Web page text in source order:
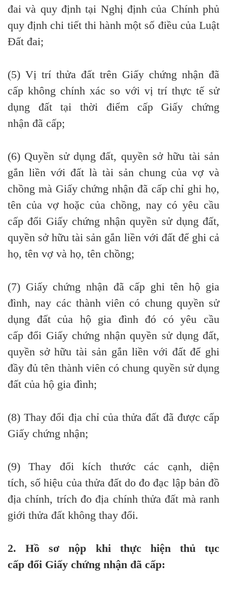
đai và quy định tại Nghị định của Chính phủ
quy định chi tiết thi hành một số điều của Luật
Đất đai;
(5) Vị trí thửa đất trên Giấy chứng nhận đã
cấp không chính xác so với vị trí thực tế sử
dụng đất tại thời điểm cấp Giấy chứng
nhận đã cấp;
(6) Quyền sử dụng đất, quyềnsởhữu tài sản
gắn liền với đất là tài sản chung của vợ và
chồng mà Giấy chứng nhận đã cấp chỉ ghi họ,
tên của vợ hoặc của chồng, nay có yêu cầu
cấpđổi Giấy chứng nhận quyền sử dụng đất,
quyền sở hữu tài sản gắn liền với đất đểghi cả
họ, tên vợ và họ, tên chồng;
(7) Giấy chứng nhận đã cấp ghi tên hộ gia
đình, nay các thành viên có chung quyền sử
dụng đấtcủa hộ gia đình đó có yêu cầu
cấpđổi Giấy chứng nhậnquyền sử dụng đất,
quyền sởhữu tài sản gắn liền với đất để ghi
đầy đủ tên thành viên có chung quyền sử dụng
đất của hộ gia đình;
(8) Thay đổi địa chỉ củathửa đất đã được cấp
Giấy chứng nhận;
(9) Thay đổi kích thước các cạnh, diện
tích, số hiệu của thửađất do đo đạc lập bản đồ
địa chính, trích đo địa chính thửa đất mà ranh
giới thửa đất không thay đổi.
2. Hồ sơ nộp khi thực hiện thủ tục
cấp đổi Giấy chứng nhận đã cấp: